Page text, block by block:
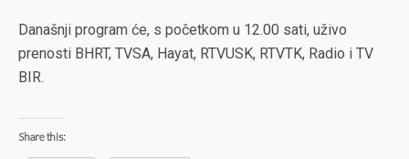
Današnji program će, s početkom u 12.00 sati, uživo
prenosti BHRT, TVSA, Hayat, RTVUSK, RTVTK, Radio i TV
BIR.
Share this: